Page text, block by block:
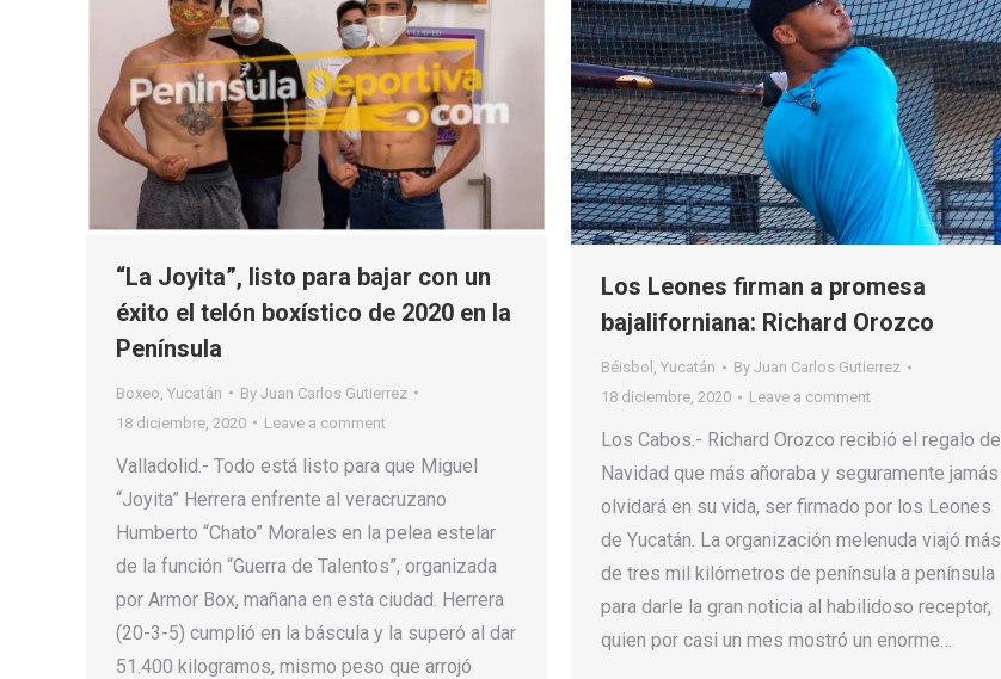
“La Joyita”, listo para bajar con un
éxito el telón boxístico de 2020 en la
Península
Boxeo Yucatán By Juan Carlos Gutierrez
18 diciembre, 2020
Leave a comment
Valladolid.- Todo está listo para que Miguel
“Joyita” Herrera enfrente al veracruzano
Humberto “Chato” Morales en la pelea estelar
de la función “Guerra de Talentos”, organizada
por Armor Box, mañana en esta ciudad. Herrera
(20-3-5) cumplió en la báscula y la superó al dar
51.400 kilogramos, mismo peso que arrojó
Los Leones firman a promesa
bajaliforniana: Richard Orozco
Béisbol , Yucatán By Juan Carlos Gutierrez
18 diciembre, 2020
Leave a comment
Los Cabos.- Richard Orozco recibió el regalo de
Navidad que más añoraba y seguramente jamás
olvidará en su vida, ser firmado por los Leones
de Yucatán. La organización melenuda viajó más
de tres mil kilómetros de península a península
para darle la gran noticia al habilidoso receptor,
quien por casi un mes mostró un enorme…